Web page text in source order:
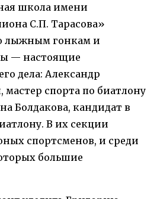
школа имени
С.П. Тарасова»
лыжным гонкам и
— настоящие
дела: Александр
мастер спорта по биатлону
Болдакова, кандидат в
В их секции
спортсменов, и среди
большие